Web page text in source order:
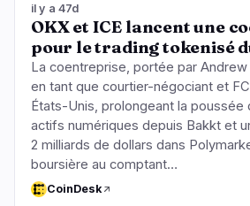
il y a 47d
OKX et ICE lancent une
pour le trading tokenisé
La coentreprise, portée par
en tant que courtier-négociant et
États-Unis, prolongeant la poussée
actifs numériques depuis Bakkt et
2 milliards de dollars dans
boursière au comptant…
CoinDesk